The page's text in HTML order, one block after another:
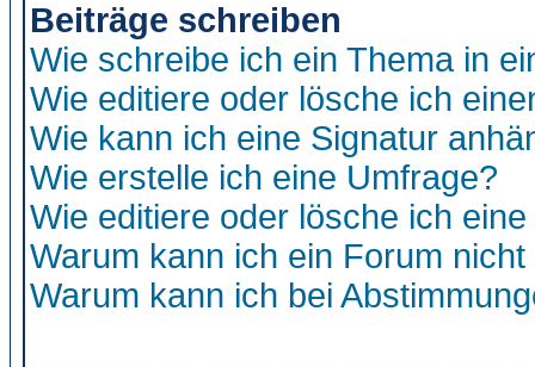
Beiträge schreiben
Wie schreibe ich ein Thema in
Wie editiere oder lösche ich
Wie kann ich eine Signatur
Wie erstelle ich eine Umfrage?
Wie editiere oder lösche ich
Warum kann ich ein Forum
Warum kann ich bei